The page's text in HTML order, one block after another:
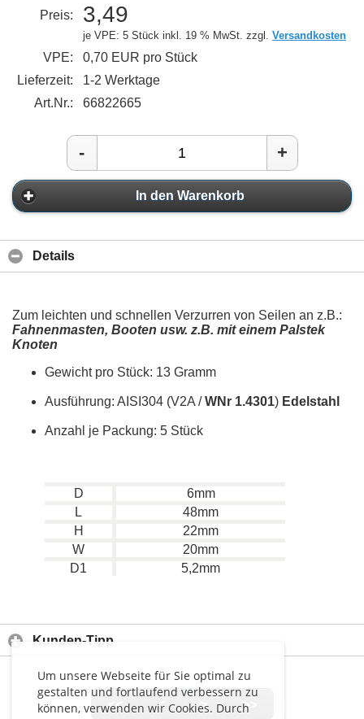
Um unsere Webseite für Sie optimal zu
gestalten und fortlaufend verbessern zu
können, verwenden wir Cookies. Durch
Preis: 3,49
je VPE: 5 Stück inkl. 19 % MwSt. zzgl. Versandkosten
VPE:
0,70 EUR pro Stück
Lieferzeit:
1-2 Werktage
Art.Nr.:
66822665
- +
In den Warenkorb
Details
Zum leichten und schnellen Verzurren von Seilen an z.B.:
Fahnenmasten, Booten usw. z.B. mit einem Palstek
Knoten
Gewicht pro Stück: 13 Gramm
Ausführung: AISI304 (V2A /WNr 1.4301) Edelstahl
Anzahl je Packung: 5 Stück
D
6mm
L
48mm
H
22mm
W
20mm
D1
5,2mm
Kunden-Tipp
<< < > >>